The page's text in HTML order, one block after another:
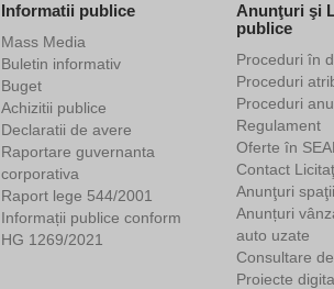
Informatii publice
Mass Media
Buletin informativ
Buget
Achizitii publice
Declaratii de avere
Raportare guvernanta
corporativa
Raport lege 544/2001
Informații publice conform
HG 1269/2021
Anunţuri şi
publice
Proceduri în
Proceduri
Proceduri
Regulament
Oferte în
Contact
Anunţuri
Anunțuri
auto uzate
Consultare
Proiecte